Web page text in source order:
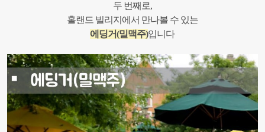
두 번째로,
홀랜드 빌리지에서 만나볼 수 있는
에딩거(밀맥주)입니다